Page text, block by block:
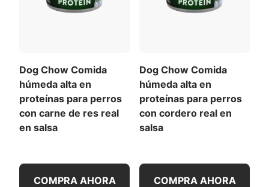
Dog Chow Comida
húmeda alta en
proteínas para perros
con carne de res real
en salsa
COMPRA AHORA
Dog Chow Comida
húmeda alta en
proteínas para perros
con cordero real en
salsa
COMPRA AHORA